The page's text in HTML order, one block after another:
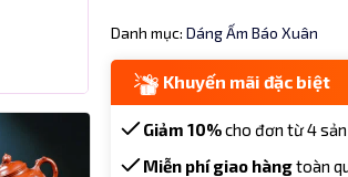
Danh mục: Dáng Ấm Báo Xuân
Khuyến mãi đặc biệt
Giảm 10%cho đơn từ 4
Miễn phí giao hàngtoàn